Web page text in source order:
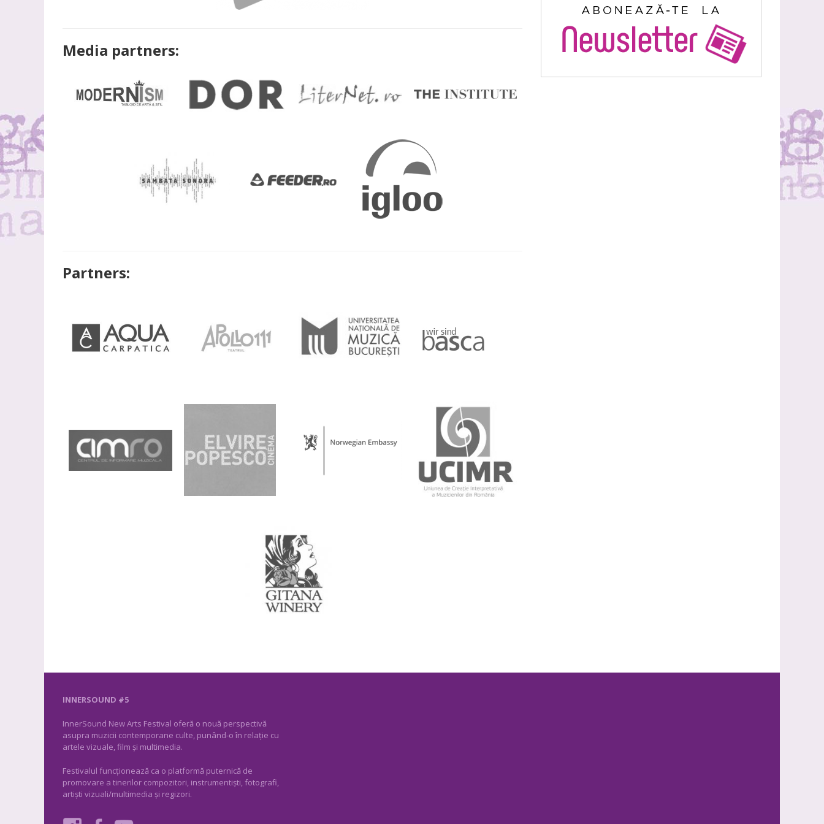
Media partners:
Partners:
INNERSOUND #5
InnerSound New Arts Festival oferă o nouă perspectivă
asupra muzicii contemporane culte, punând-o în relație cu
artele vizuale, film și multimedia.
Festivalul funcționează ca o platformă puternică de
promovare a tinerilor compozitori, instrumentiști, fotografi,
artiști vizuali/multimedia și regizori.